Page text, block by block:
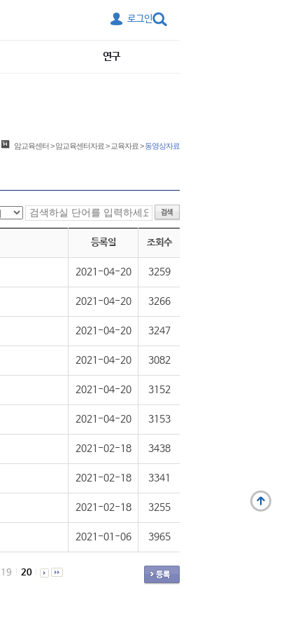
로그인
연구
암교육센터>암교육센터자료 > 교육자료 >동영상자료
등록일 조회수
2021-04-20 3259
2021-04-20 3266
2021-04-20 3247
2021-04-20 3082
2021-04-20 3152
2021-04-20 3153
2021-02-18 3438
2021-02-18 3341
2021-02-18 3255
2021-01-06 3965
19 20